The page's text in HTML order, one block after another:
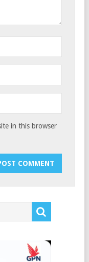
in this browser